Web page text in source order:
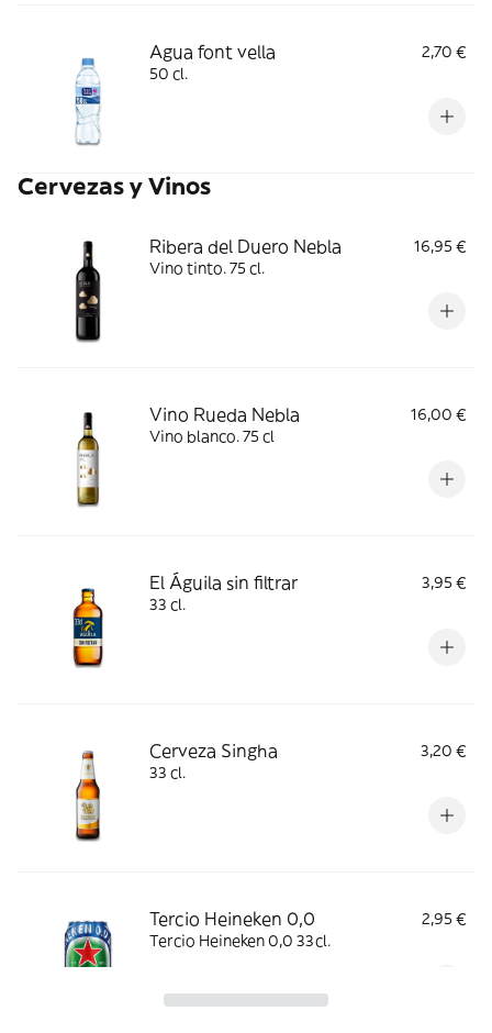
Agua font vella
2,70 €
50 cl.
Cervezas y Vinos
Ribera del Duero Nebla
16,95 €
Vino tinto. 75 cl.
Vino Rueda Nebla
16,00 €
Vino blanco. 75 cl
El Águila sin filtrar
3,95 €
33 cl.
Cerveza Singha
3,20 €
33 cl.
Tercio Heineken 0,0
2,95 €
Tercio Heineken 0,0 33cl.